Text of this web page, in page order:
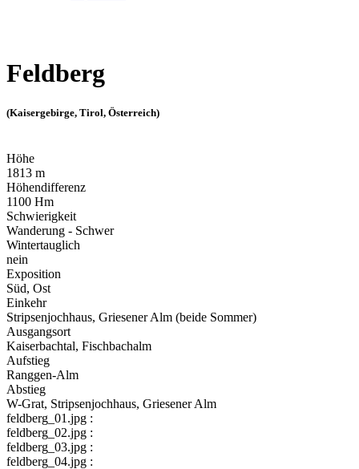
Feldberg
(Kaisergebirge, Tirol, Österreich)
Höhe
1813 m
Höhendifferenz
1100 Hm
Schwierigkeit
Wanderung - Schwer
Wintertauglich
nein
Exposition
Süd, Ost
Einkehr
Stripsenjochhaus, Griesener Alm (beide Sommer)
Ausgangsort
Kaiserbachtal, Fischbachalm
Aufstieg
Ranggen-Alm
Abstieg
W-Grat, Stripsenjochhaus, Griesener Alm
feldberg_01.jpg :
feldberg_02.jpg :
feldberg_03.jpg :
feldberg_04.jpg :